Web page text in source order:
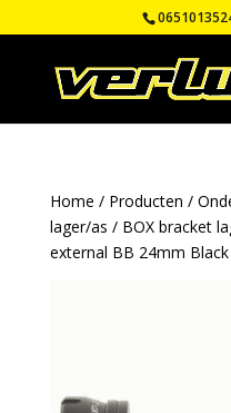
Home / Producten /
lager/as / BOX bracket
external BB 24mm Black